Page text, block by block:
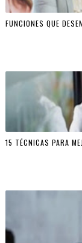
FUNCIONES QUE
15 TÉCNICAS PARA